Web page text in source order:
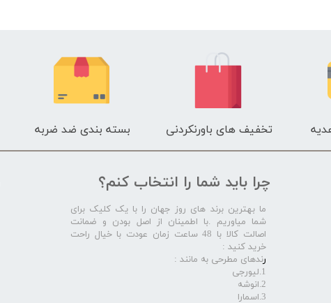
تخفیف های باورنکردنی بسته بندی ضد ضربه
چرا باید شما را انتخاب کنم؟
ما بهترین برند های روز جهان را با یک کلیک برای
شما میاوریم .با اطمینان از اصل بودن و ضمانت
اصالت کالا با 48 ساعت زمان عودت با خیال راحت
خرید کنید :
رندهای مطرحی به مانند :
1.لیورجی
2.انوشه
3.اسمارا